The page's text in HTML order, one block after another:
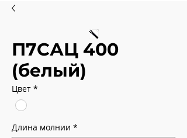
П7САЦ 400
(белый)
Цвет *
Длина молнии *